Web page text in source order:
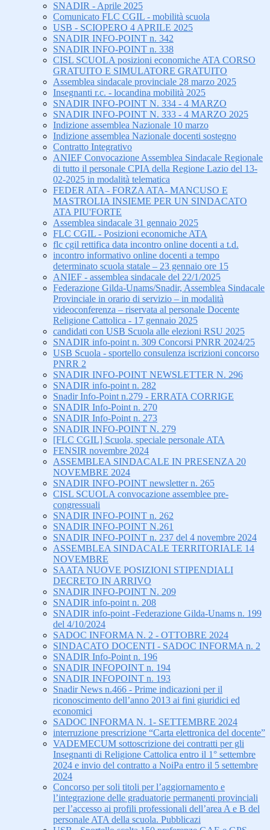
SNADIR - Aprile 2025
Comunicato FLC CGIL - mobilità scuola
USB - SCIOPERO 4 APRILE 2025
SNADIR INFO-POINT n. 342
SNADIR INFO-POINT n. 338
CISL SCUOLA posizioni economiche ATA CORSO
GRATUITO E SIMULATORE GRATUITO
Assemblea sindacale provinciale 28 marzo 2025
Insegnanti r.c. - locandina mobilità 2025
SNADIR INFO-POINT N. 334 - 4 MARZO
SNADIR INFO-POINT N. 333 - 4 MARZO 2025
Indizione assemblea Nazionale 10 marzo
Indizione assemblea Nazionale docenti sostegno
Contratto Integrativo
ANIEF Convocazione Assemblea Sindacale Regionale
di tutto il personale CPIA della Regione Lazio del 13-
02-2025 in modalità telematica
FEDER ATA - FORZA ATA- MANCUSO E
MASTROLIA INSIEME PER UN SINDACATO
ATA PIU'FORTE
Assemblea sindacale 31 gennaio 2025
FLC CGIL - Posizioni economiche ATA
flc cgil rettifica data incontro online docenti a t.d.
incontro informativo online docenti a tempo
determinato scuola statale – 23 gennaio ore 15
ANIEF - assemblea sindacale del 22/1/2025
Federazione Gilda-Unams/Snadir, Assemblea Sindacale
Provinciale in orario di servizio – in modalità
videoconferenza – riservata al personale Docente
Religione Cattolica - 17 gennaio 2025
candidati con USB Scuola alle elezioni RSU 2025
SNADIR info-point n. 309 Concorsi PNRR 2024/25
USB Scuola - sportello consulenza iscrizioni concorso
PNRR 2
SNADIR INFO-POINT NEWSLETTER N. 296
SNADIR info-point n. 282
Snadir Info-Point n.279 - ERRATA CORRIGE
SNADIR Info-Point n. 270
SNADIR Info-Point n. 273
SNADIR INFO-POINT N. 279
[FLC CGIL] Scuola, speciale personale ATA
FENSIR novembre 2024
ASSEMBLEA SINDACALE IN PRESENZA 20
NOVEMBRE 2024
SNADIR INFO-POINT newsletter n. 265
CISL SCUOLA convocazione assemblee pre-
congressuali
SNADIR INFO-POINT n. 262
SNADIR INFO-POINT N.261
SNADIR INFO-POINT n. 237 del 4 novembre 2024
ASSEMBLEA SINDACALE TERRITORIALE 14
NOVEMBRE
SAATA NUOVE POSIZIONI STIPENDIALI
DECRETO IN ARRIVO
SNADIR INFO-POINT N. 209
SNADIR info-point n. 208
SNADIR info-point -Federazione Gilda-Unams n. 199
del 4/10/2024
SADOC INFORMA N. 2 - OTTOBRE 2024
SINDACATO DOCENTI - SADOC INFORMA n. 2
SNADIR Info-Point n. 196
SNADIR INFOPOINT n. 194
SNADIR INFOPOINT n. 193
Snadir News n.466 - Prime indicazioni per il
riconoscimento dell’anno 2013 ai fini giuridici ed
economici
SADOC INFORMA N. 1- SETTEMBRE 2024
interruzione prescrizione “Carta elettronica del docente”
VADEMECUM sottoscrizione dei contratti per gli
Insegnanti di Religione Cattolica entro il 1° settembre
2024 e invio del contratto a NoiPa entro il 5 settembre
2024
Concorso per soli titoli per l’aggiornamento e
l’integrazione delle graduatorie permanenti provinciali
per l’accesso ai profili professionali dell’area A e B del
personale ATA della scuola. Pubblicazi